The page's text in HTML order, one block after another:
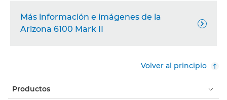
Más información e imágenes de la
Arizona 6100 Mark II

Volver al principio
Productos